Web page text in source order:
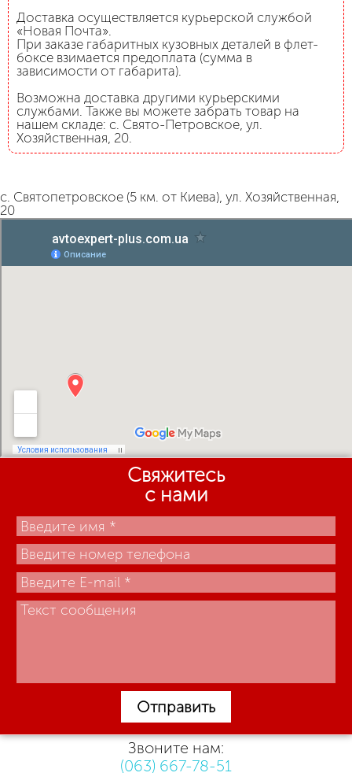
Доставка осуществляется курьерской службой
«Новая Почта».
При заказе габаритных кузовных деталей в флет-
боксе взимается предоплата (сумма в
зависимости от габарита).
Возможна доставка другими курьерскими
службами. Также вы можете забрать товар на
нашем складе: с. Свято-Петровское, ул.
Хозяйственная, 20.
с. Святопетровское (5 км. от Киева), ул. Хозяйственная,
20
Свяжитесь
с нами
Отправить
Звоните нам:
(063) 667-78-51